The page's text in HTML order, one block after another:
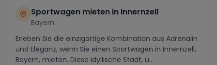
Sportwagen mieten in Innernzell
Bayern
Erleben Sie die einzigartige Kombination aus Adrenalin
und Eleganz, wenn Sie einen Sportwagen in Innernzell,
Bayern, mieten. Diese idyllische Stadt, u...